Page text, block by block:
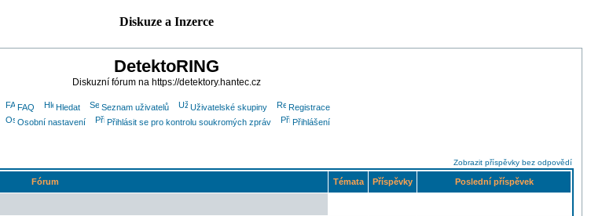
Diskuze a Inzerce
DetektoRING
Diskuzní fórum na https://detektory.hantec.cz
FAQ Hledat Seznam uživatelů Uživatelské skupiny
Registrace
Osobní nastavení
Přihlásit se pro kontrolu soukromých zpráv Přihlášení
Zobrazit příspěvky bez odpovědí
Fórum Témata Příspěvky Poslední příspěvek